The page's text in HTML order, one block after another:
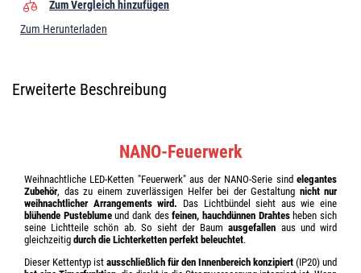
Zum Vergleich hinzufügen
Zum Herunterladen
Erweiterte Beschreibung
NANO-Feuerwerk
Weihnachtliche LED-Ketten "Feuerwerk" aus der NANO-Serie sind elegantes
Zubehör, das zu einem zuverlässigen Helfer bei der Gestaltung nicht nur
weihnachtlicher Arrangements wird. Das Lichtbündel sieht aus wie eine
blühende Pusteblumeund dank desfeinen, hauchdünnen Drahtesheben sich
seine Lichtteile schön ab. So sieht der Baumausgefallen aus und wird
gleichzeitig durch die Lichterketten perfekt beleuchtet.
Dieser Kettentyp ist ausschließlich für den Innenbereich konzipiert (IP20) und